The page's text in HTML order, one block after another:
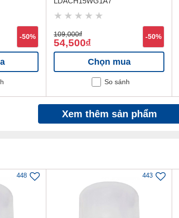
đèn)
-50% 109,000đ
54,500đ
-50%
Chọn mua
So sánh
Xem thêm sản phẩm
448 443